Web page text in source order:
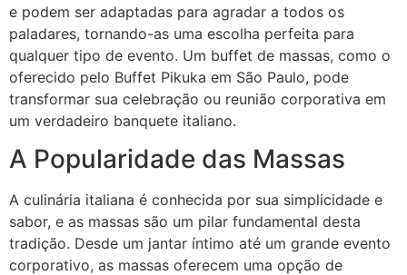
e podem ser adaptadas para agradar a todos os
paladares, tornando-as uma escolha perfeita para
qualquer tipo de evento. Um buffet de massas, como o
oferecido pelo Buffet Pikuka em São Paulo, pode
transformar sua celebração ou reunião corporativa em
um verdadeiro banquete italiano.
A Popularidade das Massas
A culinária italiana é conhecida por sua simplicidade e
sabor, e as massas são um pilar fundamental desta
tradição. Desde um jantar íntimo até um grande evento
corporativo, as massas oferecem uma opção de